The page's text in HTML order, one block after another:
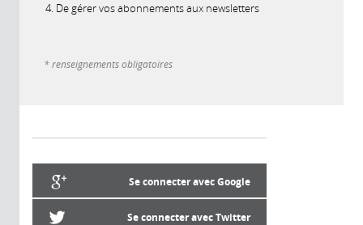
De gérer vos abonnements aux newsletters
* renseignements obligatoires
Se connecter avec Google
Se connecter avec Twitter